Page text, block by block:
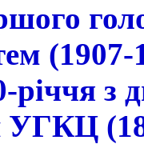
(1907-
річчя з
УГКЦ